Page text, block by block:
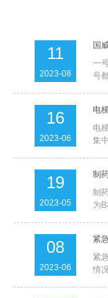
11
2023-08
国
一
号
16
2023-06
电
电
集
19
2023-05
制
制
为
08
2023-06
紧
紧
情